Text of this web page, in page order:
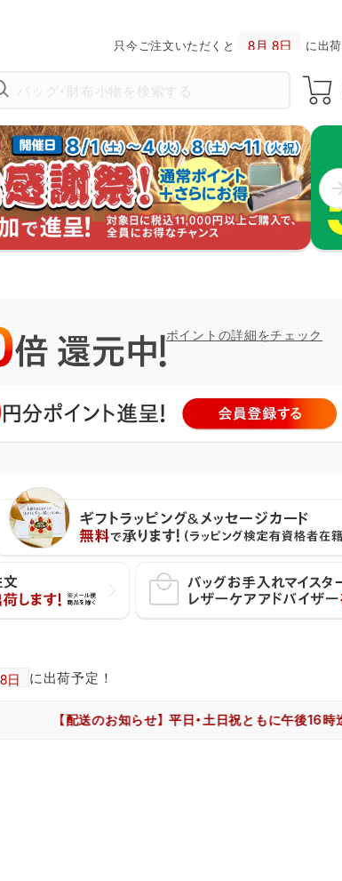
只今ご注文いただくと に出荷
ポイントの詳細をチェック
に出荷予定！
【配送のお知らせ】 平日・土日祝ともに午後16時迄のご